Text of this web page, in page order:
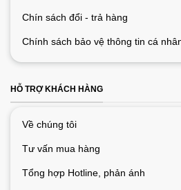
Chín sách đổi - trả hàng
Chính sách bảo vệ thông tin cá
HỖ TRỢ KHÁCH HÀNG
Về chúng tôi
Tư vấn mua hàng
Tổng hợp Hotline, phản ánh